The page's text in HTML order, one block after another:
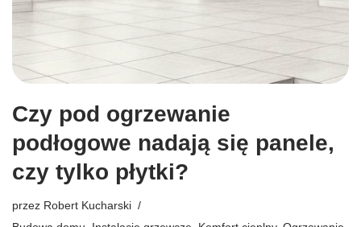
Czy pod ogrzewanie
podłogowe nadają się panele,
czy tylko płytki?
przez Robert Kucharski